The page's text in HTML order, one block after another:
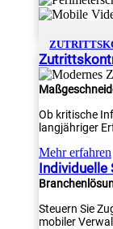
Ob kritische
langjähriger
Mehr erfahren
Individuelle
Steuern Sie
mobiler